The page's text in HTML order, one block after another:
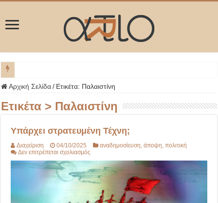
Αρχική Σελίδα / Ετικέτα: Παλαιστίνη
Ετικέτα > Παλαιστίνη
Υπάρχει στρατευμένη Τέχνη;
Διαχείριση 04/10/2025 αναδημοσίευση ,άποψη ,πολιτική
Δεν επιτρέπεται σχολιασμός
στρατευμένη
Τέχνη;